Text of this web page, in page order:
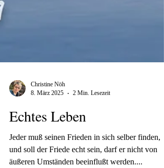
8. März 2025
2 Min. Lesezeit
Echtes Leben
Jeder muß seinen Frieden in sich selber finden,